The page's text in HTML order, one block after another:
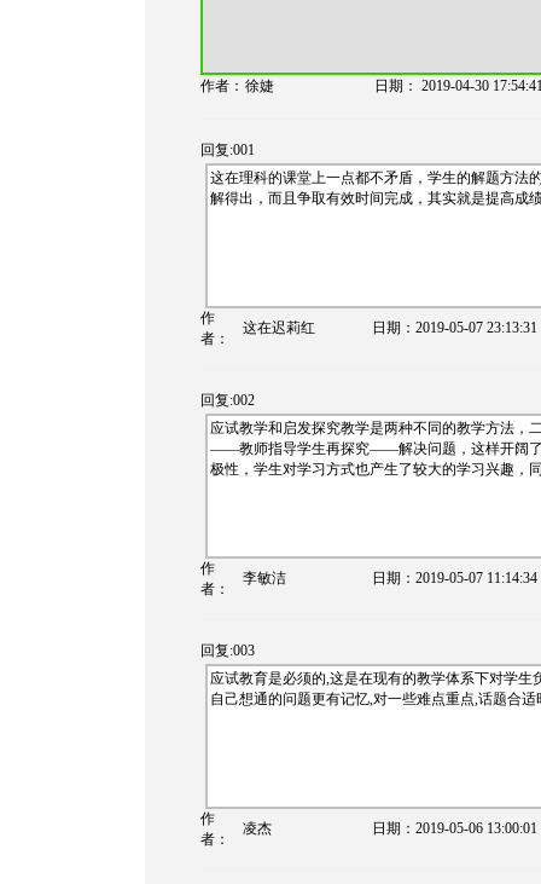
作者： 徐婕 日期： 2019-04-30
回复:001
这在理科的课堂上一点都不矛盾，学生的解题方法
解得出，而且争取有效时间完成，其实就是提高成
作
者：
这在迟莉红 日期： 2019-05-07 23:13:31
回复:002
应试教学和启发探究教学是两种不同的教学方法
——教师指导学生再探究——解决问题，这样开阔了
极性，学生对学习方式也产生了较大的学习兴趣，
作
者：
李敏洁 日期： 2019-05-07 11:14:34
回复:003
应试教育是必须的,这是在现有的教学体系下对学
自己想通的问题更有记忆,对一些难点重点,话题合
作
者：
凌杰 日期： 2019-05-06 13:00:01